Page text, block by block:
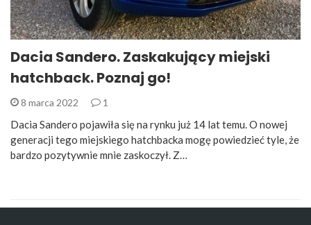
Dacia Sandero. Zaskakujący miejski
hatchback. Poznaj go!
8 marca 2022 1
Dacia Sandero pojawiła się na rynku już 14 lat temu. O nowej
generacji tego miejskiego hatchbacka mogę powiedzieć tyle, że
bardzo pozytywnie mnie zaskoczył. Z…